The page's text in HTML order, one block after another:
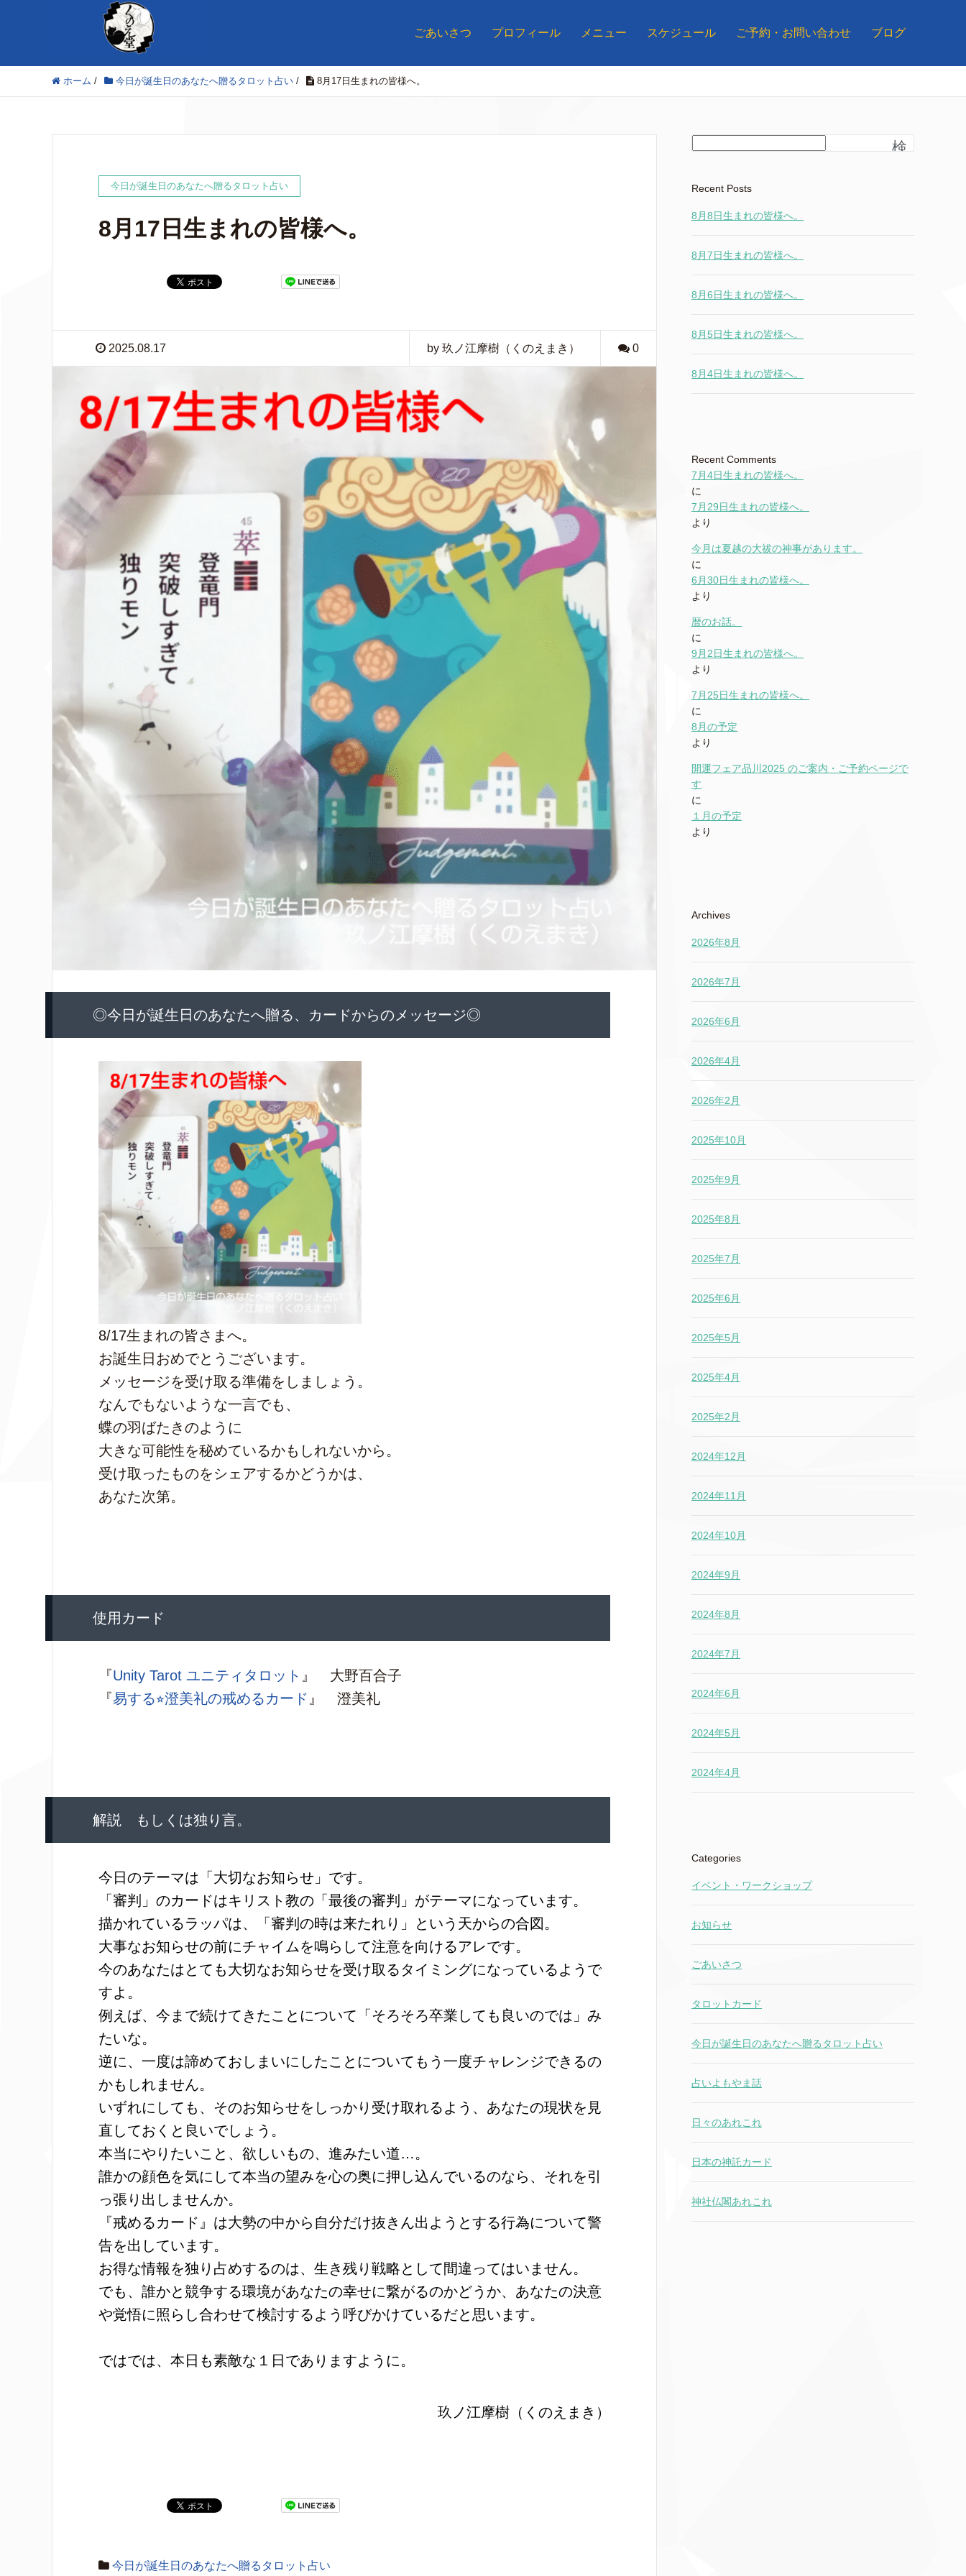
ごあいさつ プロフィール メニュー スケジュール ご予約・お問い合わせ ブログ
ホーム / 今日が誕生日のあなたへ贈るタロット占い / 8月17日生まれの皆様へ。
今日が誕生日のあなたへ贈るタロット占い
8月17日生まれの皆様へ。
2025.08.17 by 玖ノ江摩樹（くのえまき） 0
◎今日が誕生日のあなたへ贈る、カードからのメッセージ◎
8/17生まれの皆さまへ。
お誕生日おめでとうございます。
メッセージを受け取る準備をしましょう。
なんでもないような一言でも、
蝶の羽ばたきのように
大きな可能性を秘めているかもしれないから。
受け取ったものをシェアするかどうかは、
あなた次第。
使用カード
『Unity Tarot ユニティタロット 』 大野百合子
『易する⭐︎澄美礼の戒めるカード 』 澄美礼
解説 もしくは独り言。
今日のテーマは「大切なお知らせ」です。
「審判」のカードはキリスト教の「最後の審判」がテーマになっています。
描かれているラッパは、「審判の時は来たれり」という天からの合図。
大事なお知らせの前にチャイムを鳴らして注意を向けるアレです。
今のあなたはとても大切なお知らせを受け取るタイミングになっているようで
すよ。
例えば、今まで続けてきたことについて「そろそろ卒業しても良いのでは」み
たいな。
逆に、一度は諦めておしまいにしたことについてもう一度チャレンジできるの
かもしれません。
いずれにしても、そのお知らせをしっかり受け取れるよう、あなたの現状を見
直しておくと良いでしょう。
本当にやりたいこと、欲しいもの、進みたい道…。
誰かの顔色を気にして本当の望みを心の奥に押し込んでいるのなら、それを引
っ張り出しませんか。
『戒めるカード』は大勢の中から自分だけ抜きん出ようとする行為について警
告を出しています。
お得な情報を独り占めするのは、生き残り戦略として間違ってはいません。
でも、誰かと競争する環境があなたの幸せに繋がるのかどうか、あなたの決意
や覚悟に照らし合わせて検討するよう呼びかけているだと思います。
ではでは、本日も素敵な１日でありますように。
玖ノ江摩樹（くのえまき）
今日が誕生日のあなたへ贈るタロット占い
検
Recent Posts
8月8日生まれの皆様へ。
8月7日生まれの皆様へ。
8月6日生まれの皆様へ。
8月5日生まれの皆様へ。
8月4日生まれの皆様へ。
Recent Comments
7月4日生まれの皆様へ。
に
7月29日生まれの皆様へ。
より
今月は夏越の大祓の神事があります。
に
6月30日生まれの皆様へ。
より
暦のお話。
に
9月2日生まれの皆様へ。
より
7月25日生まれの皆様へ。
に
8月の予定
より
開運フェア品川2025 のご案内・ご予約ページで
す
に
１月の予定
より
Archives
2026年8月
2026年7月
2026年6月
2026年4月
2026年2月
2025年10月
2025年9月
2025年8月
2025年7月
2025年6月
2025年5月
2025年4月
2025年2月
2024年12月
2024年11月
2024年10月
2024年9月
2024年8月
2024年7月
2024年6月
2024年5月
2024年4月
Categories
イベント・ワークショップ
お知らせ
ごあいさつ
タロットカード
今日が誕生日のあなたへ贈るタロット占い
占いよもやま話
日々のあれこれ
日本の神託カード
神社仏閣あれこれ